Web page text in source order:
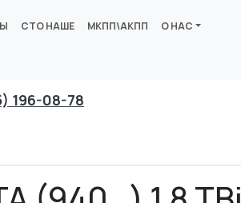
СТО НАШЕ МКПП\АКПП
О НАС
196-08-78